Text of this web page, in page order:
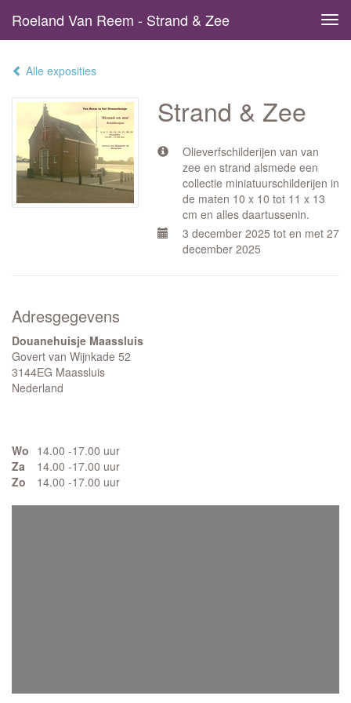
Roeland Van Reem - Strand & Zee
Alle exposities
Strand & Zee
Olieverfschilderijen van van
zee en strand alsmede een
collectie miniatuurschilderijen in
de maten 10 x 10 tot 11 x 13
cm en alles daartussenin.
3 december 2025 tot en met 27
december 2025
Adresgegevens
Douanehuisje Maassluis
Govert van Wijnkade 52
3144EG Maassluis
Nederland
Wo 14.00 -17.00 uur
Za
14.00 -17.00 uur
Zo
14.00 -17.00 uur